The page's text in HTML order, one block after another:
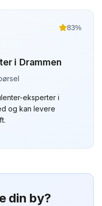
83%
i Drammen
-eksperter i
og kan levere
din by?